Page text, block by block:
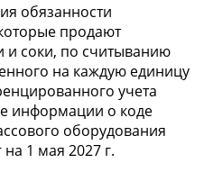
обязанности
продают
и соки, по считыванию
на каждую единицу
учета
информации о коде
оборудования
1 мая 2027 г.